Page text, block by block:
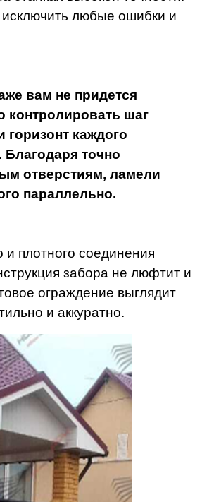
исключить любые ошибки и
вам не придется
контролировать шаг
горизонт каждого
Благодаря точно
отверстиям, ламели
параллельно.
и плотного соединения
забора не люфтит и
ограждение выглядит
и аккуратно.